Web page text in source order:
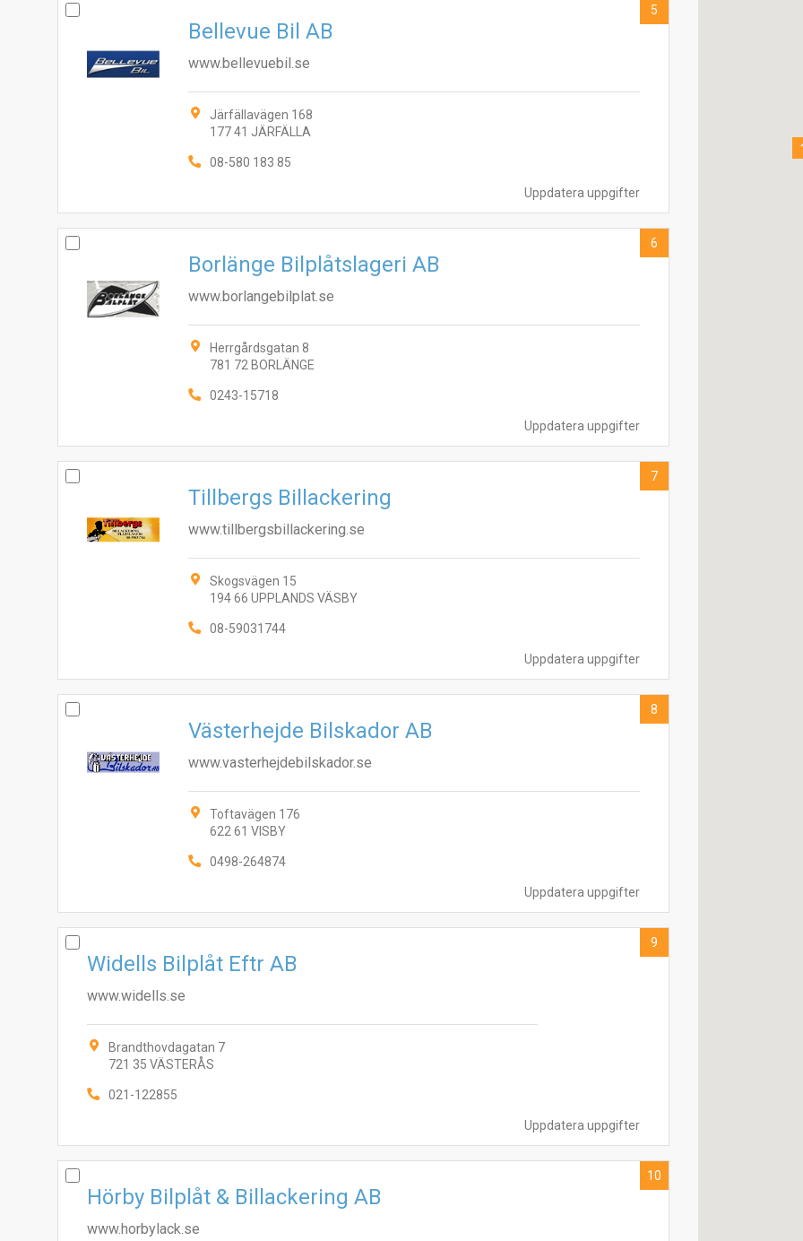
Uppdatera uppgifter
Bellevue Bil AB
www.bellevuebil.se
Järfällavägen 168
177 41 JÄRFÄLLA
08-580 183 85
5
Uppdatera uppgifter
Borlänge Bilplåtslageri AB
www.borlangebilplat.se
Herrgårdsgatan 8
781 72 BORLÄNGE
0243-15718
6
Uppdatera uppgifter
Tillbergs Billackering
www.tillbergsbillackering.se
Skogsvägen 15
194 66 UPPLANDS VÄSBY
08-59031744
7
Uppdatera uppgifter
Västerhejde Bilskador AB
www.vasterhejdebilskador.se
Toftavägen 176
622 61 VISBY
0498-264874
8
Uppdatera uppgifter
Widells Bilplåt Eftr AB
www.widells.se
Brandthovdagatan 7
721 35 VÄSTERÅS
021-122855
9
Hörby Bilplåt & Billackering AB
www.horbylack.se
10